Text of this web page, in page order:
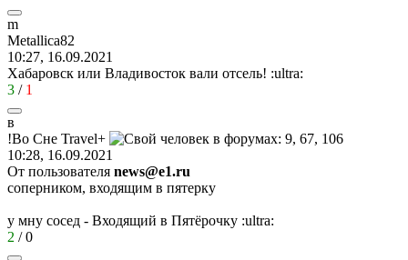
m
Metallica82
10:27, 16.09.2021
Хабаровск или Владивосток вали отсель! :ultra:
3 / 1
в
!Во Сне Travel+
10:28, 16.09.2021
От пользователя news@e1.ru
соперником, входящим в пятерку
у мну сосед - Входящий в Пятёрочку :ultra:
2 /0